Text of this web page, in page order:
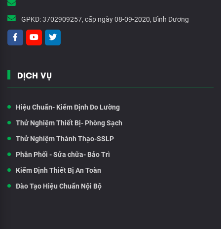
GPKD:3702909257, cấp ngày 08-09-2020, Bình Dương
DỊCH VỤ
Hiệu Chuẩn- Kiểm Định Đo Lường
Thử Nghiệm Thiết Bị- Phòng Sạch
Thử Nghiệm Thành Thạo-SSLP
Phân Phối - Sửa chữa- Bảo Trì
Kiểm Định Thiết Bị An Toàn
Đào Tạo Hiệu Chuẩn Nội Bộ